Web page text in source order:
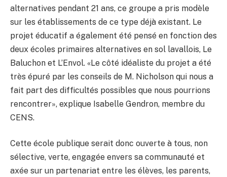
alternatives pendant 21 ans, ce groupe a pris modèle
sur les établissements de ce type déjà existant. Le
projet éducatif a également été pensé en fonction des
deux écoles primaires alternatives en sol lavallois, Le
Baluchon et L’Envol. «Le côté idéaliste du projet a été
très épuré par les conseils de M. Nicholson qui nous a
fait part des difficultés possibles que nous pourrions
rencontrer», explique Isabelle Gendron, membre du
CENS.
Cette école publique serait donc ouverte à tous, non
sélective, verte, engagée envers sa communauté et
axée sur un partenariat entre les élèves, les parents,